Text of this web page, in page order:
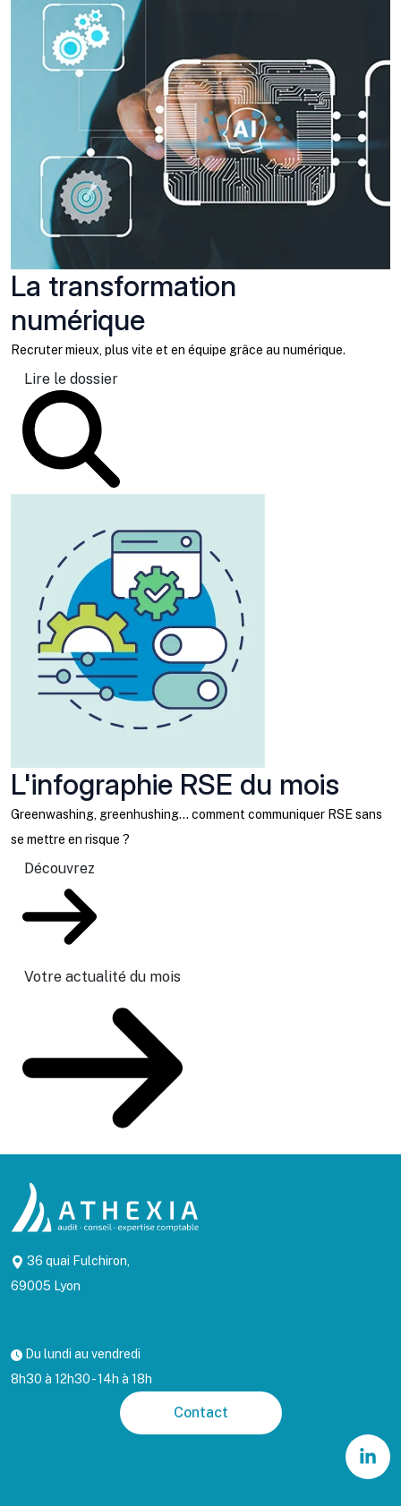
La transformation
numérique
Recruter mieux, plus vite et en équipe grâce au numérique.
Lire le dossier
L'infographie RSE du mois
Greenwashing, greenhushing… comment communiquer RSE sans
se mettre en risque ?
Découvrez
Votre actualité du mois
36 quai Fulchiron,
69005 Lyon
Du lundi au vendredi
8h30 à 12h30 - 14h à 18h
Contact